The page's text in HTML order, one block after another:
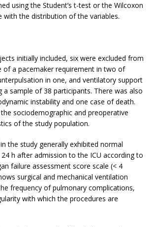
using the Student’s t-test or the Wilcoxon
with the distribution of the variables.
initially included, six were excluded from
of a pacemaker requirement in two of
in one, and ventilatory support
a sample of 38 participants. There was also
instability and one case of death.
sociodemographic and preoperative
of the study population.
the study generally exhibited normal
h after admission to the ICU according to
failure assessment score scale (< 4
surgical and mechanical ventilation
frequency of pulmonary complications,
with which the procedures are